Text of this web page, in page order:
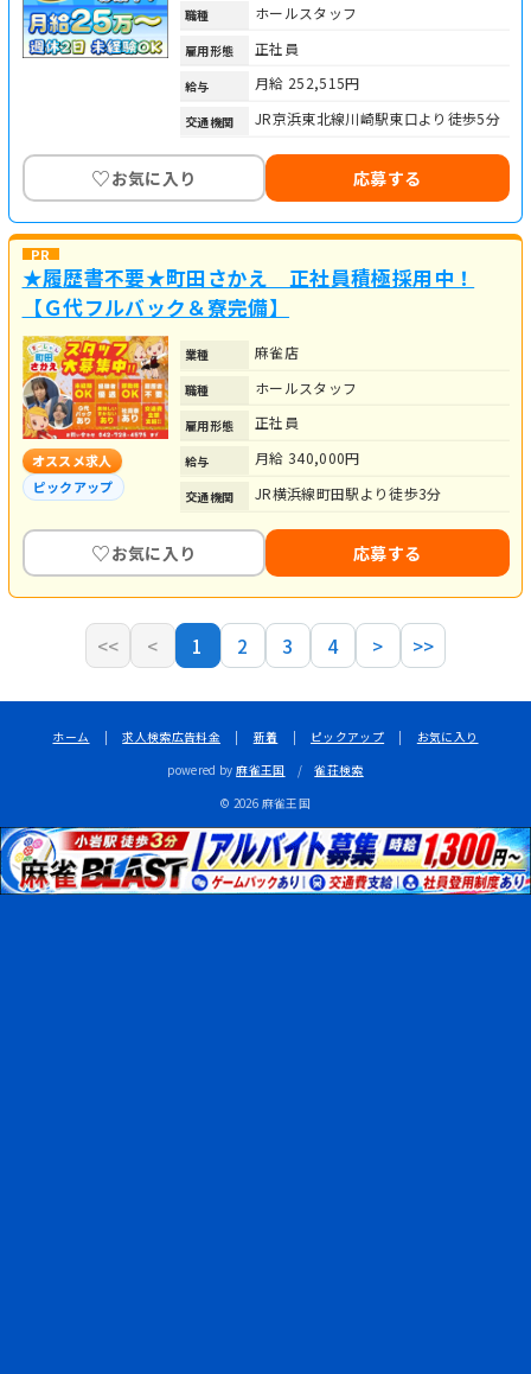
職種 ホールスタッフ
雇用形態 正社員
給与 月給 252,515円
交通機関 JR京浜東北線川崎駅東口より徒歩5分
♡お気に入り 応募する
★履歴書不要★町田さかえ 正社員積極採用中！
【Ｇ代フルバック＆寮完備】
オススメ求人
ピックアップ
業種 麻雀店
職種 ホールスタッフ
雇用形態 正社員
給与 月給 340,000円
交通機関 JR横浜線町田駅より徒歩3分
♡お気に入り 応募する
<< < 1 2 3 4 > >>
ホーム 求人検索広告料金 新着 ピックアップ
お気に入り
powered by麻雀王国 /
雀荘検索
© 2026 麻雀王国